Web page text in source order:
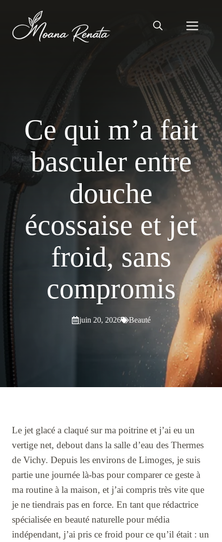
contenu
Ce qui m’a fait
basculer entre
douche
écossaise et jet
froid, sans
compromis
juin 20, 2026 Beauté
Le jet glacé a claqué sur ma poitrine et j’ai eu un
vertige net, debout dans la salle d’eau des Thermes
de Vichy. Depuis les environs de Limoges, je suis
partie une journée là-bas pour comparer ce geste à
ma routine à la maison, et j’ai compris très vite que
je ne tiendrais pas en force. En tant que rédactrice
spécialisée en beauté naturelle pour média
indépendant, j’ai pris ce froid pour ce qu’il était : un